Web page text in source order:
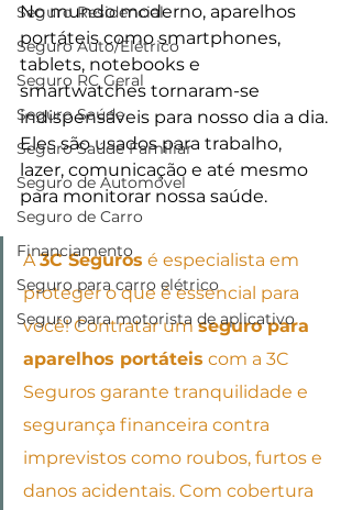
Seguro Residencial
Seguro Auto/Elétrico
Seguro RC Geral
Seguro Saúde
Seguro Saúde Familiar
Seguro de Automóvel
Seguro de Carro
Financiamento
Seguro para carro elétrico
Seguro para motorista de aplicativo
No mundo moderno, aparelhos
portáteis como smartphones,
tablets, notebooks e
smartwatches tornaram-se
indispensáveis para nosso dia a dia.
Eles são usados para trabalho,
lazer, comunicação e até mesmo
para monitorar nossa saúde.
A 3C Seguros é especialista em
proteger o que é essencial para
você! Contratar um seguro para
aparelhos portáteis com a 3C
Seguros garante tranquilidade e
segurança financeira contra
imprevistos como roubos, furtos e
danos acidentais. Com cobertura